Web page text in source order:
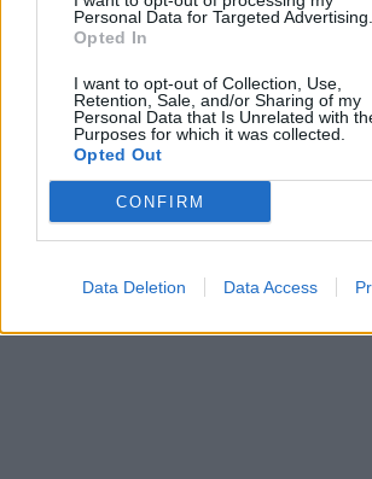
Personal Data for Targeted Advertising.
Opted In
I want to opt-out of Collection, Use,
Retention, Sale, and/or Sharing of my
Personal Data that Is Unrelated with
Purposes for which it was collected.
Opted Out
CONFIRM
Data Deletion Data Access